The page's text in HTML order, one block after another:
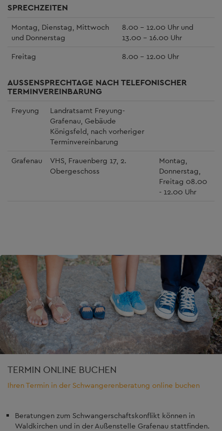
SPRECHZEITEN
Montag, Dienstag, Mittwoch
und Donnerstag
8.00 – 12.00 Uhr und
13.00 - 16.00 Uhr
Freitag
8.00 – 12.00 Uhr
AUSSENSPRECHTAGE NACH TELEFONISCHER T
ERMINVEREINBARUNG
Freyung
Landratsamt Freyung-
Grafenau, Gebäude
Königsfeld, nach vorheriger
Terminvereinbarung
Grafenau
VHS, Frauenberg 17, 2.
Obergeschoss
Montag,
Donnerstag,
Freitag 08.00
- 12.00 Uhr
TERMIN ONLINE BUCHEN
Ihren Termin in der Schwangerenberatung online buchen
Beratungen zum Schwangerschaftskonflikt können in
Waldkirchen und in der Außenstelle Grafenau stattfinden.